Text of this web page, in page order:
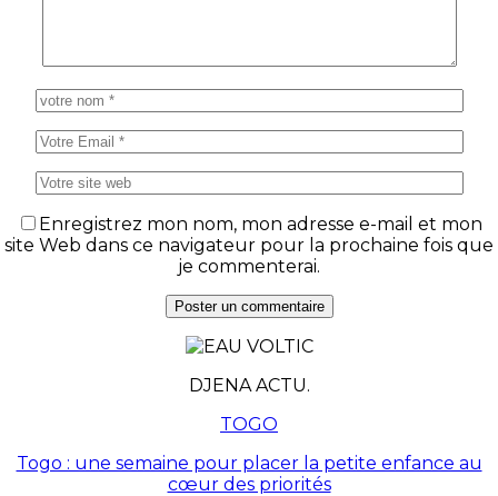
Enregistrez mon nom, mon adresse e-mail et mon
site Web dans ce navigateur pour la prochaine fois que
je commenterai.
DJENA ACTU.
TOGO
Togo : une semaine pour placer la petite enfance au
cœur des priorités